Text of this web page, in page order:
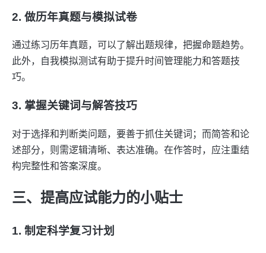
2. 做历年真题与模拟试卷
通过练习历年真题，可以了解出题规律，把握命题趋势。
此外，自我模拟测试有助于提升时间管理能力和答题技
巧。
3. 掌握关键词与解答技巧
对于选择和判断类问题，要善于抓住关键词；而简答和论
述部分，则需逻辑清晰、表达准确。在作答时，应注重结
构完整性和答案深度。
三、提高应试能力的小贴士
1. 制定科学复习计划